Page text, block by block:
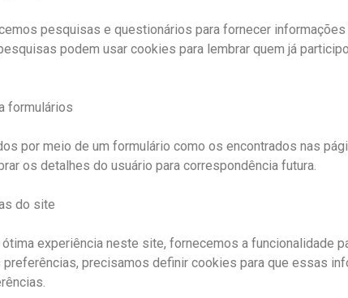
pesquisas e questionários para fornecer
podem usar cookies para lembrar quem já
formulários
por meio de um formulário como os encontrados nas
os detalhes do usuário para correspondência futura.
do site
ótima experiência neste site, fornecemos a
preferências, precisamos definir cookies para que essas